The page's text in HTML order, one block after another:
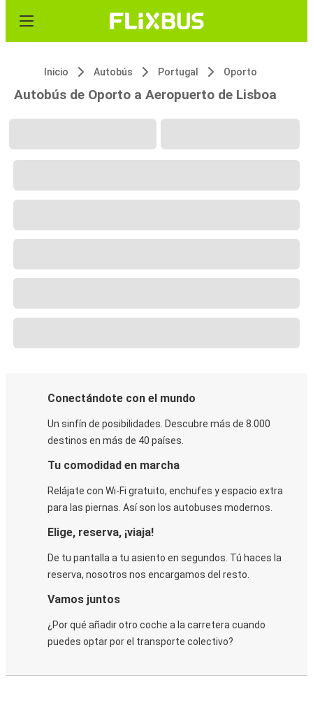
Inicio Autobús Portugal Oporto
Autobús de Oporto a Aeropuerto de Lisboa
Conectándote con el mundo
Un sinfín de posibilidades. Descubre más de 8.000
destinos en más de 40 países.
Tu comodidad en marcha
Relájate con Wi-Fi gratuito, enchufes y espacio extra
para las piernas. Así son los autobuses modernos.
Elige, reserva, ¡viaja!
De tu pantalla a tu asiento en segundos. Tú haces la
reserva, nosotros nos encargamos del resto.
Vamos juntos
¿Por qué añadir otro coche a la carretera cuando
puedes optar por el transporte colectivo?